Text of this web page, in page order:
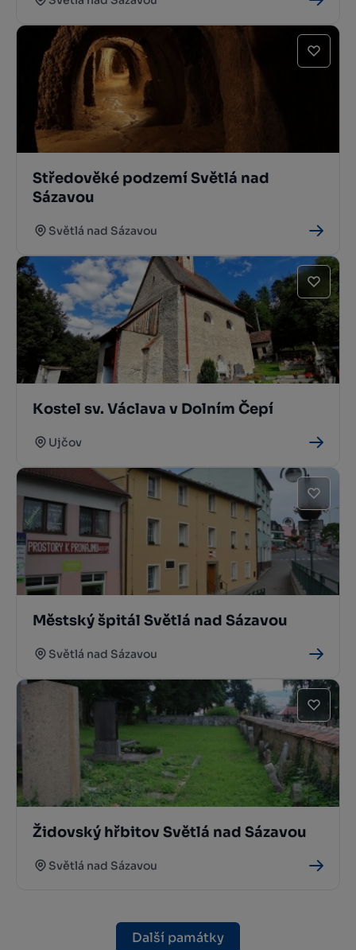
Středověké podzemí Světlá nad
Sázavou
Světlá nad Sázavou
Kostel sv. Václava v Dolním Čepí
Ujčov
Městský špitál Světlá nad Sázavou
Světlá nad Sázavou
Židovský hřbitov Světlá nad Sázavou
Světlá nad Sázavou
Další památky